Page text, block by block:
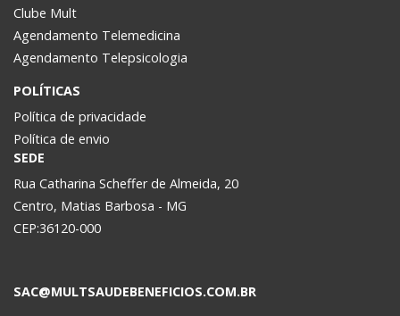
Clube Mult
Agendamento Telemedicina
Agendamento Telepsicologia
POLÍTICAS
Política de privacidade
Política de envio
SEDE
Rua Catharina Scheffer de Almeida, 20
Centro, Matias Barbosa - MG
CEP:36120-000
SAC@MULTSAUDEBENEFICIOS.COM.BR